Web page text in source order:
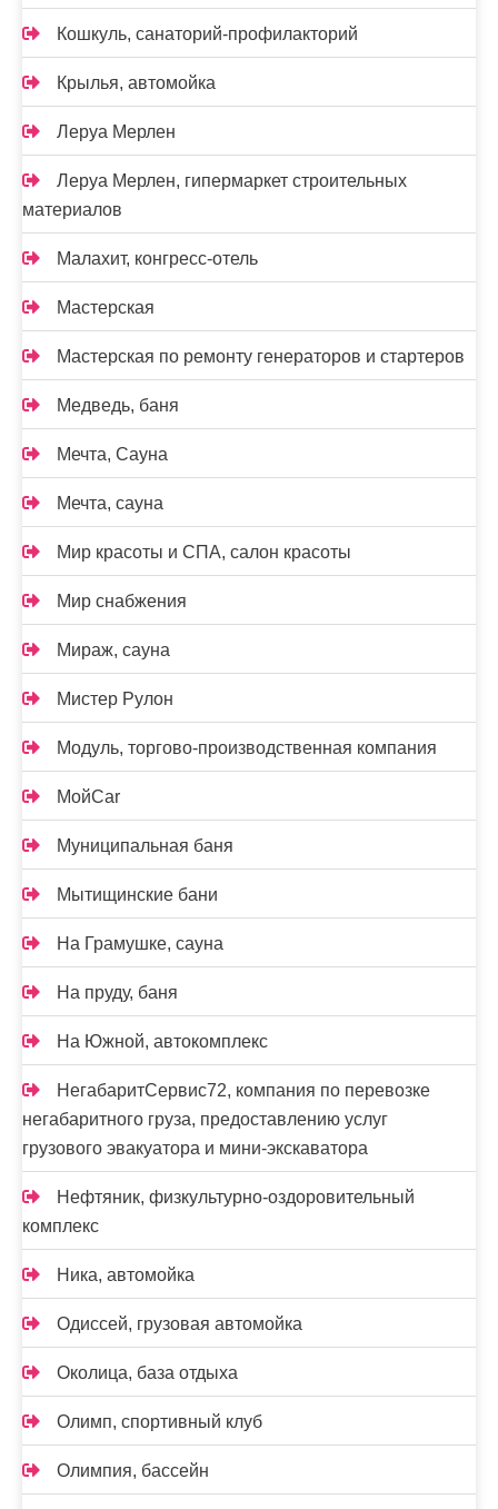
Кошкуль, санаторий-профилакторий
Крылья, автомойка
Леруа Мерлен
Леруа Мерлен, гипермаркет строительных
материалов
Малахит, конгресс-отель
Мастерская
Мастерская по ремонту генераторов и стартеров
Медведь, баня
Мечта, Сауна
Мечта, сауна
Мир красоты и СПА, салон красоты
Мир снабжения
Мираж, сауна
Мистер Рулон
Модуль, торгово-производственная компания
МойCar
Муниципальная баня
Мытищинские бани
На Грамушке, сауна
На пруду, баня
На Южной, автокомплекс
НегабаритСервис72, компания по перевозке
негабаритного груза, предоставлению услуг
грузового эвакуатора и мини-экскаватора
Нефтяник, физкультурно-оздоровительный
комплекс
Ника, автомойка
Одиссей, грузовая автомойка
Околица, база отдыха
Олимп, спортивный клуб
Олимпия, бассейн